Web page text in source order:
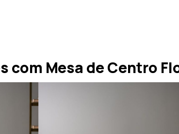
com Mesa de Centro